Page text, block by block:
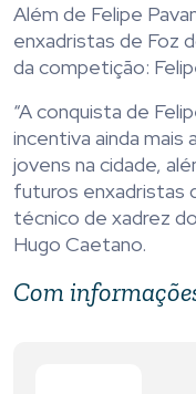
Além de Felipe
enxadristas de Foz
da competição:
“A conquista de
incentiva ainda
jovens na cidade,
futuros enxadristas
técnico de xadrez
Hugo Caetano.
Com